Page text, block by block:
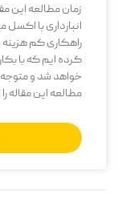
زمان مطالعه این
انبارداری با
راهکاری کم هزینه
کرده ایم که با
خواهد شد و
مطالعه این مقاله